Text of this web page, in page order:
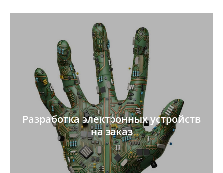
Разработка электронных устройств
на заказ